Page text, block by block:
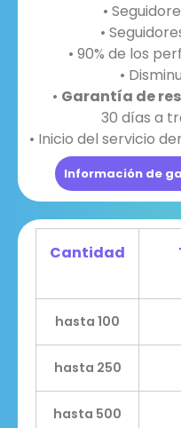
•
•
• 90% de los
•
• Garantía de
30 días a
• Inicio del servicio
Información de
Cantidad
hasta 100
hasta 250
hasta 500